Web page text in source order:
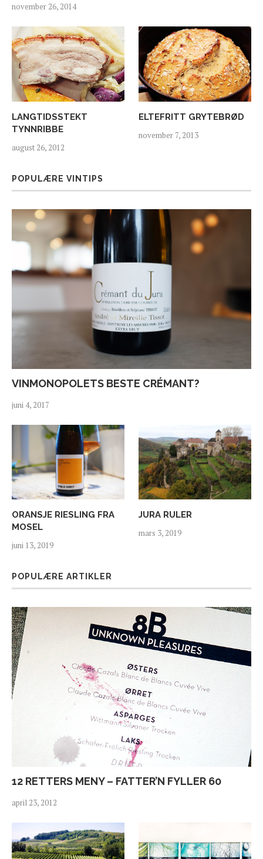
november 26, 2014
LANGTIDSSTEKT
TYNNRIBBE
august 26, 2012
ELTEFRITT GRYTEBRØD
november 7, 2013
POPULÆRE VINTIPS
VINMONOPOLETS BESTE CRÉMANT?
juni 4, 2017
ORANSJE RIESLING FRA
MOSEL
juni 13, 2019
JURA RULER
mars 3, 2019
POPULÆRE ARTIKLER
12 RETTERS MENY – FATTER’N FYLLER 60
april 23, 2012